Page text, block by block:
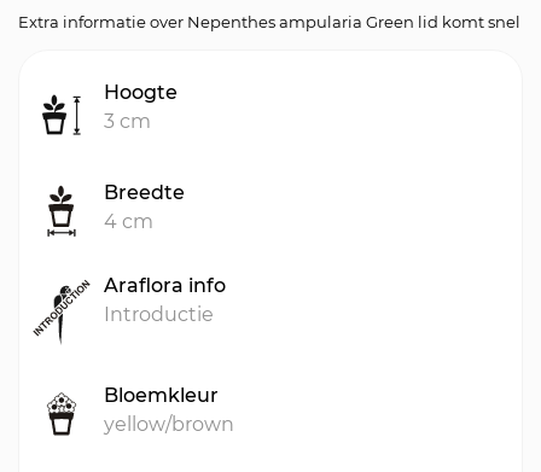
Extra informatie over Nepenthes ampularia Green lid komt snel
Hoogte
3 cm
Breedte
4 cm
Araflora info
Introductie
Bloemkleur
yellow/brown